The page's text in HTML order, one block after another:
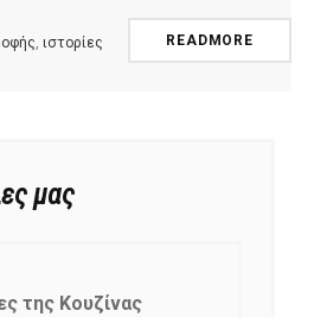
ιστορίες
READMORE
μας
της Κουζίνας